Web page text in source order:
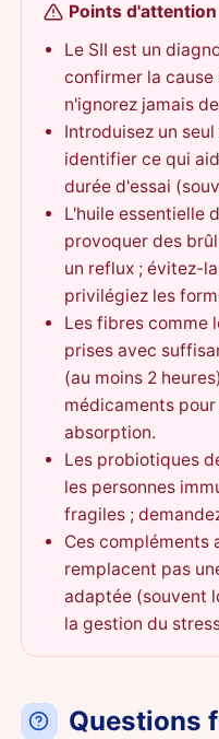
Points d'attention
Le SII est un
confirmer la
n'ignorez jamais
Introduisez un
identifier ce qui
durée d'essai
L'huile essentielle
provoquer des
un reflux ; évitez-
privilégiez les
Les fibres comme
prises avec
(au moins 2
médicaments
absorption.
Les probiotiques
les personnes
fragiles ;
Ces compléments
remplacent pas
adaptée (souvent
la gestion du
Questions